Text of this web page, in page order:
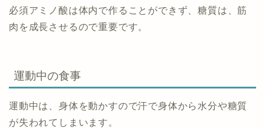
必須アミノ酸は体内で作ることができず、糖質は、筋
肉を成長させるので重要です。
運動中の食事
運動中は、身体を動かすので汗で身体から水分や糖質
が失われてしまいます。